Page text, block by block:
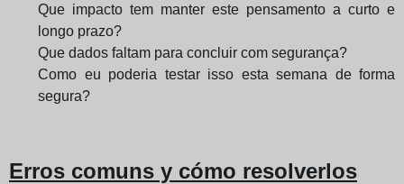
Que impacto tem manter este pensamento a curto e
longo prazo?
Que dados faltam para concluir com segurança?
Como eu poderia testar isso esta semana de forma
segura?
Erros comuns y cómo resolverlos